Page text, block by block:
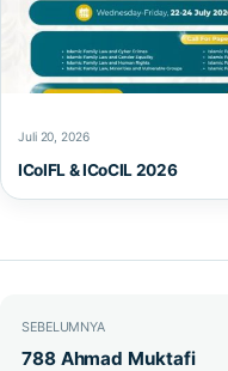
Juli 20, 2026
ICoIFL & ICoCIL 2026
Navigasi pos
SEBELUMNYA
788 Ahmad Muktafi